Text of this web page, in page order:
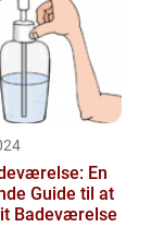
En
Guide til at
Badeværelse